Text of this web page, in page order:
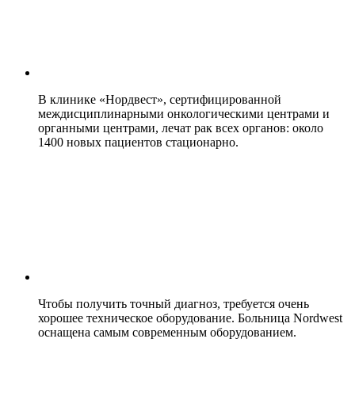
В клинике «Нордвест», сертифицированной
междисциплинарными онкологическими центрами и
органными центрами, лечат рак всех органов: около
1400 новых пациентов стационарно.
Чтобы получить точный диагноз, требуется очень
хорошее техническое оборудование. Больница Nordwest
оснащена самым современным оборудованием.